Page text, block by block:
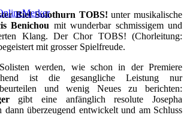
Biel Solothurn TOBS! unter musikalische
Benichou mit wunderbar schmissigem und
Klang. Der Chor TOBS! (Chorleitung:
mit grosser Spielfreude.
werden, wie schon in der Premiere
ist die gesangliche Leistung nur
und wenig Neues zu berichten:
gibt eine anfänglich resolute Josepha
dann überzeugend entwickelt und am Schluss